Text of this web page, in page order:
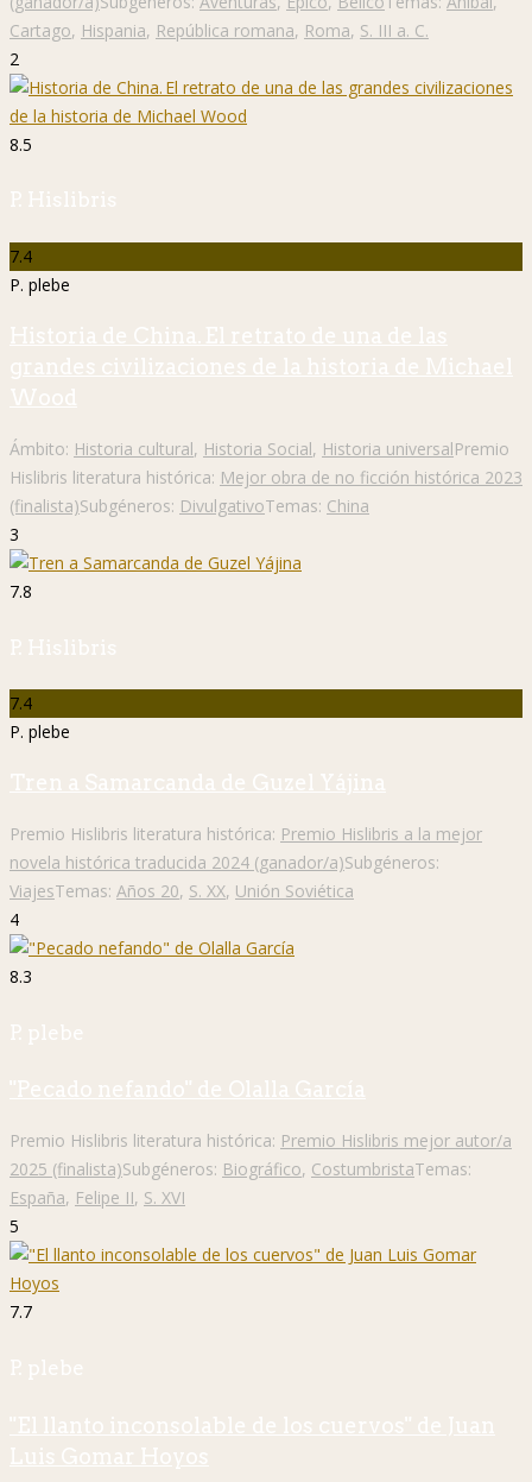
Cartago, Hispania, República romana, Roma, S. III a. C.
2
8.5
P. Hislibris
7.4
P. plebe
Historia de China. El retrato de una de las
grandes civilizaciones de la historia de Michael
Wood
Ámbito: Historia cultural, Historia Social, Historia universalPremio
Hislibris literatura histórica: Mejor obra de no ficción histórica 2023
(finalista)Subgéneros: DivulgativoTemas: China
3
7.8
P. Hislibris
7.4
P. plebe
Tren a Samarcanda de Guzel Yájina
Premio Hislibris literatura histórica: Premio Hislibris a la mejor
novela histórica traducida 2024 (ganador/a)Subgéneros:
ViajesTemas: Años 20, S. XX, Unión Soviética
4
8.3
P. plebe
"Pecado nefando" de Olalla García
Premio Hislibris literatura histórica: Premio Hislibris mejor autor/a
2025 (finalista)Subgéneros: Biográfico, CostumbristaTemas:
España, Felipe II, S. XVI
5
7.7
P. plebe
"El llanto inconsolable de los cuervos" de Juan
Luis Gomar Hoyos